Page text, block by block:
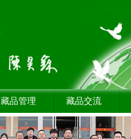
藏品管理 藏品交流